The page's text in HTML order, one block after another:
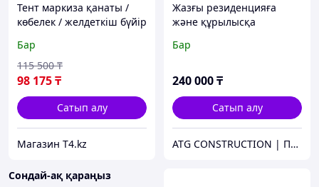
Тент маркиза қанаты /
көбелек / желдеткіш бүйір
машиналар - BULLDOGS
Бар
98 175₸
115 500 ₸
Сатып алу
Магазин T4.kz
Жазғы резиденцияға
және құрылысқа
көшедегі құрғақ шкаф
Бар
240 000₸
Сатып алу
ATG CONSTRUCTION | Продажа и аренда строительного оборудования, газона, биотуалетов
Сондай-ақ қараңыз